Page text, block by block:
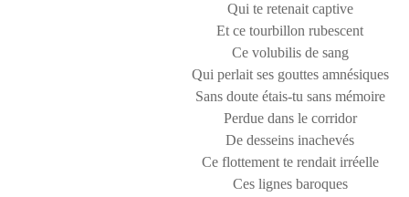
Qui te retenait captive
Et ce tourbillon rubescent
Ce volubilis de sang
Qui perlait ses gouttes amnésiques
Sans doute étais-tu sans mémoire
Perdue dans le corridor
De desseins inachevés
Ce flottement te rendait irréelle
Ces lignes baroques